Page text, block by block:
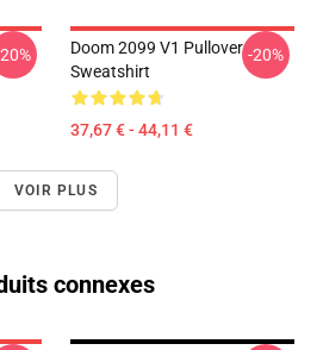
Doom 2099 V1 Pullover
Sweatshirt
37,67 € - 44,11 €
-20%
VOIR PLUS
connexes